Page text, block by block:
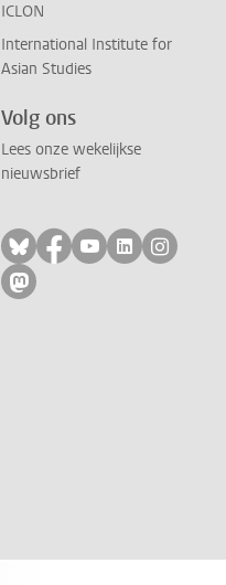
ICLON
International Institute for
Asian Studies
Volg ons
Lees onze wekelijkse
nieuwsbrief
Volg ons op bluesky
Volg ons op
Volg ons op
Volg ons
Volg
Volg ons op mastodon